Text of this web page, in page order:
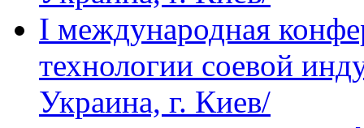
I международная
технологии соевой
Украина, г. Киев/